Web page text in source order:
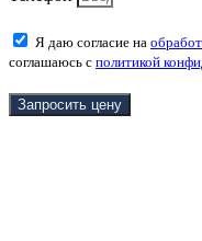
Я даю согласие на
соглашаюсь с политикой
Запросить цену